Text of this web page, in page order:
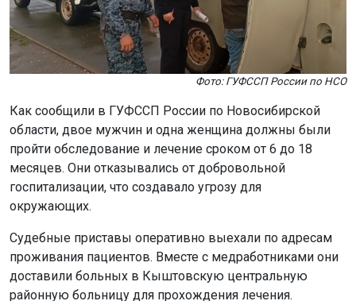
Вечером в алкомаркете на улице Дубравы произошла
драка между покупателем и сотрудником магазина.
Причиной конфликта стала грубость клиента в адрес
кассира. Участников потасовки разняли сотрудники
Позже на улице Околица, 7, бойцы ГБР вместе с
полицией задержали вооружённого мужчину, который
избивал жену на глазах ребёнка. Нарушителя
доставили в отдел полиции.
балконаи погибла.
Поделиться новостью: